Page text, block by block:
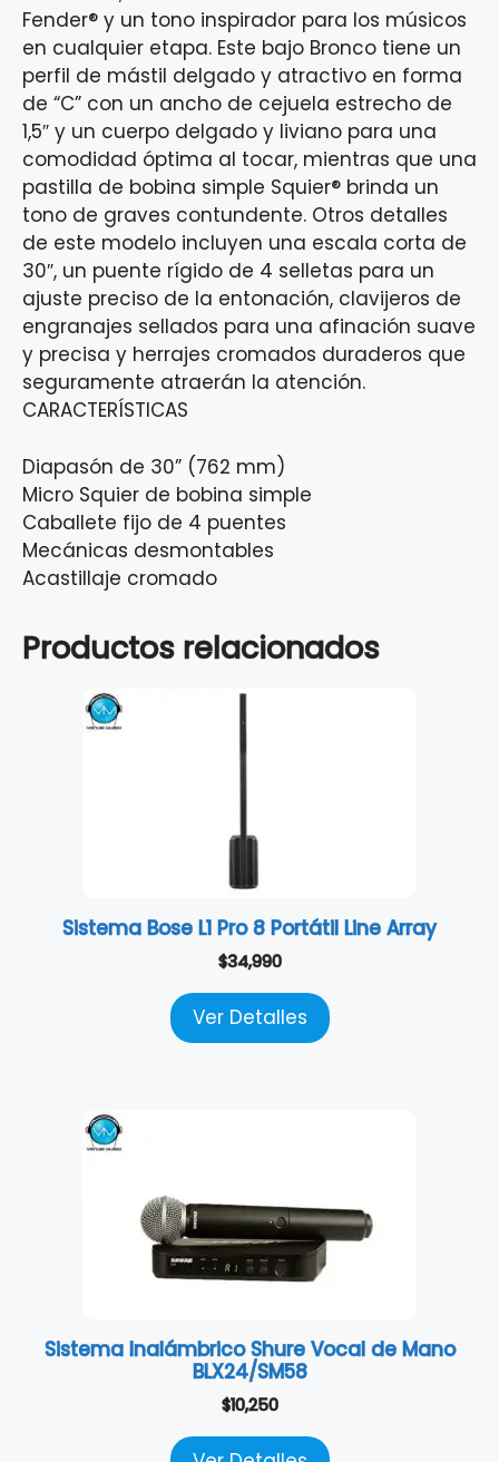
Fender® y un tono inspirador para los músicos
en cualquier etapa. Este bajo Bronco tiene un
perfil de mástil delgado y atractivo en forma
de “C” con un ancho de cejuela estrecho de
1,5″ y un cuerpo delgado y liviano para una
comodidad óptima al tocar, mientras que una
pastilla de bobina simple Squier® brinda un
tono de graves contundente. Otros detalles
de este modelo incluyen una escala corta de
30″, un puente rígido de 4 selletas para un
ajuste preciso de la entonación, clavijeros de
engranajes sellados para una afinación suave
y precisa y herrajes cromados duraderos que
seguramente atraerán la atención.
CARACTERÍSTICAS
Diapasón de 30” (762 mm)
Micro Squier de bobina simple
Caballete fijo de 4 puentes
Mecánicas desmontables
Acastillaje cromado
Productos relacionados
Sistema Bose L1 Pro 8 Portátil Line Array
$34,990
Ver Detalles
Sistema Inalámbrico Shure Vocal de Mano
BLX24/SM58
$10,250